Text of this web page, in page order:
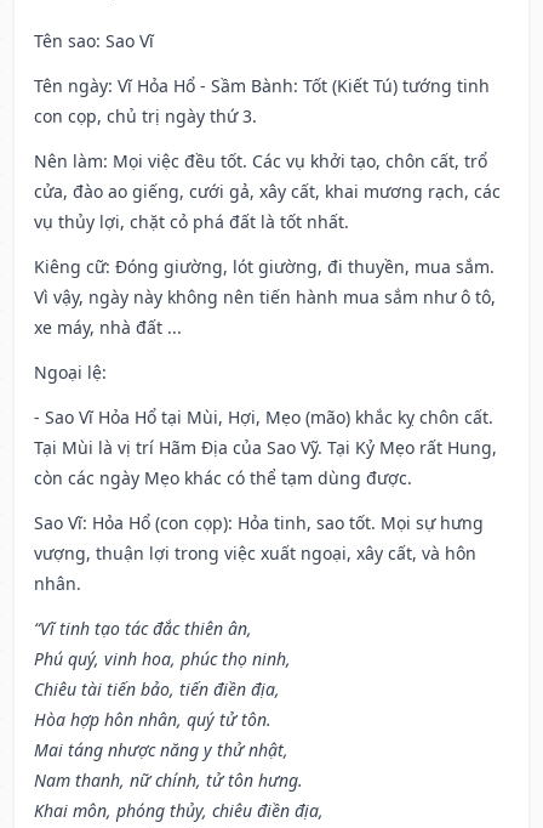
Tên sao: Sao Vĩ
Tên ngày: Vĩ Hỏa Hổ - Sầm Bành: Tốt (Kiết Tú) tướng tinh
con cọp, chủ trị ngày thứ 3.
Nên làm: Mọi việc đều tốt. Các vụ khởi tạo, chôn cất, trổ
cửa, đào ao giếng, cưới gả, xây cất, khai mương rạch, các
vụ thủy lợi, chặt cỏ phá đất là tốt nhất.
Kiêng cữ: Đóng giường, lót giường, đi thuyền, mua sắm.
Vì vậy, ngày này không nên tiến hành mua sắm như ô tô,
xe máy, nhà đất ...
Ngoại lệ:
- Sao Vĩ Hỏa Hổ tại Mùi, Hợi, Mẹo (mão) khắc kỵ chôn cất.
Tại Mùi là vị trí Hãm Địa của Sao Vỹ. Tại Kỷ Mẹo rất Hung,
còn các ngày Mẹo khác có thể tạm dùng được.
Sao Vĩ: Hỏa Hổ (con cọp): Hỏa tinh, sao tốt. Mọi sự hưng
vượng, thuận lợi trong việc xuất ngoại, xây cất, và hôn
nhân.
“Vĩ tinh tạo tác đắc thiên ân,
Phú quý, vinh hoa, phúc thọ ninh,
Chiêu tài tiến bảo, tiến điền địa,
Hòa hợp hôn nhân, quý tử tôn.
Mai táng nhược năng y thử nhật,
Nam thanh, nữ chính, tử tôn hưng.
Khai môn, phóng thủy, chiêu điền địa,